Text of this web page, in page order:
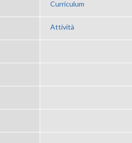
Curriculum
Attività